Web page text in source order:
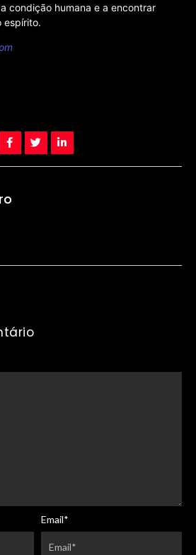
condição humana e a encontrar
espírito.
Email*